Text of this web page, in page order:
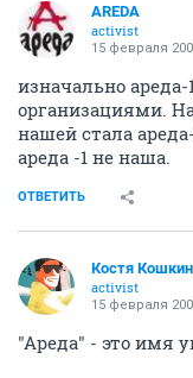
AREDA
activist
15 февраля
изначально
организациями.
нашей стала
ареда -1 не наша.
ОТВЕТИТЬ
Костя Кошкин
activist
15 февраля
"Ареда" - это имя